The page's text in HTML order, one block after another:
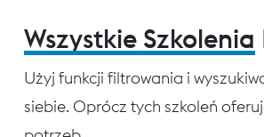
Wszystkie Szkolenia
Użyj funkcji filtrowania i
siebie. Oprócz tych szkoleń